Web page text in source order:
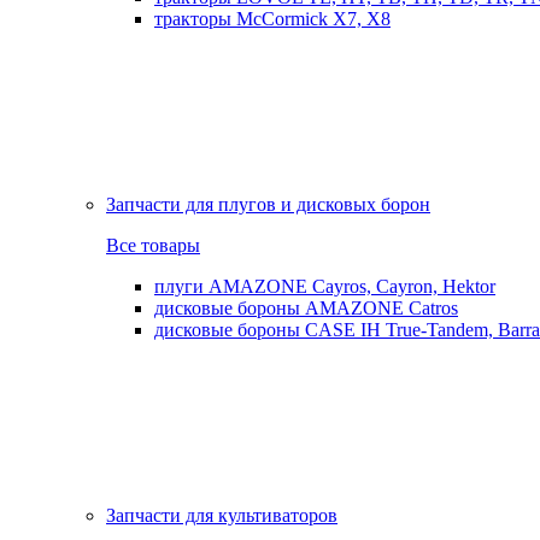
тракторы McCormick X7, X8
Запчасти для плугов и дисковых борон
Все товары
плуги AMAZONE Cayros, Cayron, Hektor
дисковые бороны AMAZONE Catros
дисковые бороны CASE IH True-Tandem,
Запчасти для культиваторов